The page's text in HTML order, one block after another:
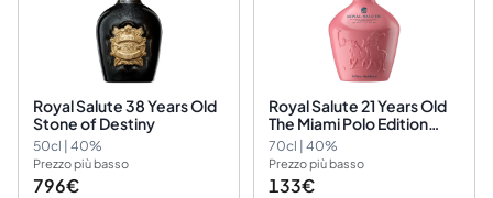
Royal Salute 38 Years Old
Stone of Destiny
50cl | 40%
Prezzo più basso
796€
Royal Salute 21 Years Old
The Miami Polo Edition
Chivas Brothers Ltd.
70cl | 40%
Prezzo più basso
133€